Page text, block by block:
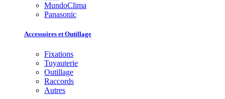
MundoClima
Panasonic
Accessoires et Outillage
Fixations
Tuyauterie
Outillage
Raccords
Autres